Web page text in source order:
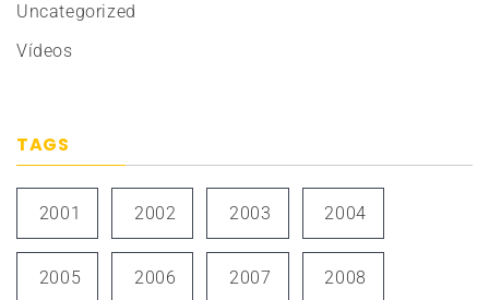
Uncategorized
Vídeos
TAGS
2001 2002 2003 2004
2005 2006 2007 2008